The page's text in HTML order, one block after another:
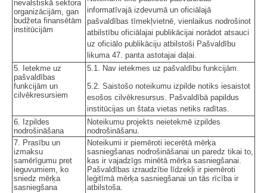
nevalstiskā sektora
organizācijām, gan
budžeta finansētām
institūcijām
informatīvajā izdevumā un oficiālajā
pašvaldības tīmekļvietnē, vienlaikus nodrošinot
atbilstību oficiālajai publikācijai norādot atsauci
uz oficiālo publikāciju atbilstoši Pašvaldību
likuma 47. panta astotajai daļai.
5. Ietekme uz
pašvaldības
funkcijām un
cilvēkresursiem
5.1. Nav ietekmes uz pašvaldību funkcijām.
5.2. Saistošo noteikumu izpilde notiks iesaistot
esošos cilvēkresursus. Pašvaldībā papildus
institūcijas un štata vietas netiks radītas.
6. Izpildes
nodrošināšana
Noteikumu projekts neietekmē izpildes
nodrošināšanu.
7. Prasību un
izmaksu
samērīgumu pret
ieguvumiem, ko
sniedz mērķa
sasniegšana
Noteikumi ir piemēroti iecerētā mērķa
sasniegšanas nodrošināšanai un paredz tikai to,
kas ir vajadzīgs minētā mērķa sasniegšanai.
Pašvaldības izraudzītie līdzekļi ir piemēroti
leģitīmā mērķa sasniegšanai un tās rīcība ir
atbilstoša.